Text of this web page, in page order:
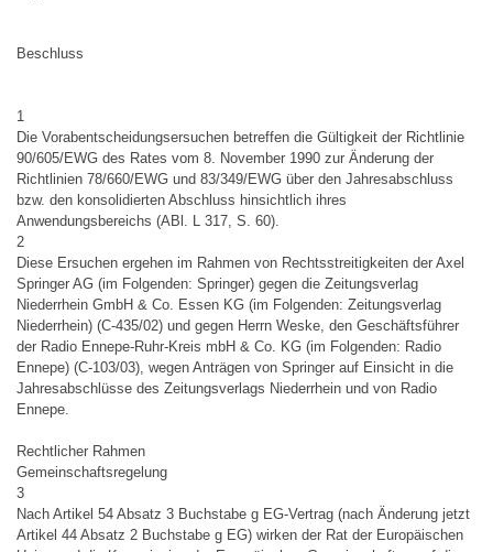
Beschluss
1
Die Vorabentscheidungsersuchen betreffen die Gültigkeit der Richtlinie
90/605/EWG des Rates vom 8. November 1990 zur Änderung der
Richtlinien 78/660/EWG und 83/349/EWG über den Jahresabschluss
bzw. den konsolidierten Abschluss hinsichtlich ihres
Anwendungsbereichs (ABl. L 317, S. 60).
2
Diese Ersuchen ergehen im Rahmen von Rechtsstreitigkeiten der Axel
Springer AG (im Folgenden: Springer) gegen die Zeitungsverlag
Niederrhein GmbH & Co. Essen KG (im Folgenden: Zeitungsverlag
Niederrhein) (C-435/02) und gegen Herrn Weske, den Geschäftsführer
der Radio Ennepe-Ruhr-Kreis mbH & Co. KG (im Folgenden: Radio
Ennepe) (C-103/03), wegen Anträgen von Springer auf Einsicht in die
Jahresabschlüsse des Zeitungsverlags Niederrhein und von Radio
Ennepe.
Rechtlicher Rahmen
Gemeinschaftsregelung
3
Nach Artikel 54 Absatz 3 Buchstabe g EG-Vertrag (nach Änderung jetzt
Artikel 44 Absatz 2 Buchstabe g EG) wirken der Rat der Europäischen